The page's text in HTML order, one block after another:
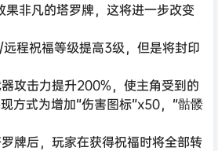
果非凡的塔罗牌，这将进一步改变
程祝福等级提高3级，但是将封印
攻击力提升200%，使主角受到的
方式为增加“伤害图标”x50，“骷髅
牌后，玩家在获得祝福时将全部转